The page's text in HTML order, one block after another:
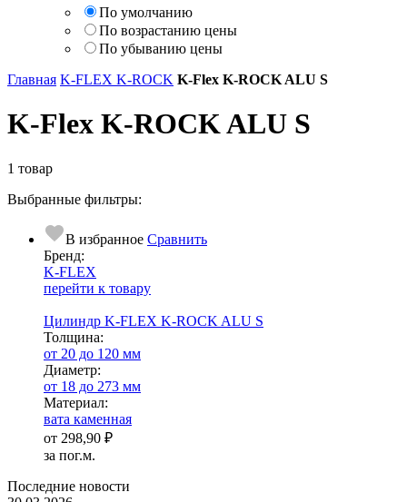
По умолчанию
По возрастанию цены
По убыванию цены
Главная K-FLEX K-ROCK K-Flex K-ROCK ALU S
K-Flex K-ROCK ALU S
1 товар
Выбранные фильтры:
В избранное Сравнить
Бренд:
K-FLEX
перейти к товару
Цилиндр K-FLEX K-ROCK ALU S
Тол­щи­на:
от 20 до 120 мм
Диаметр:
от 18 до 273 мм
Ма­­те­­ри­­ал:
вата каменная
от 298,90 ₽
за пог.м.
Последние новости